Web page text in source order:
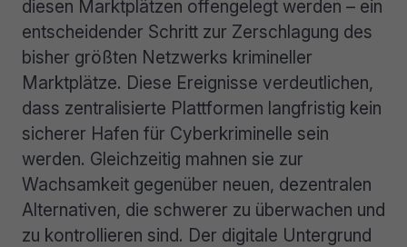
diesen Marktplätzen offengelegt werden – ein
entscheidender Schritt zur Zerschlagung des
bisher größten Netzwerks krimineller
Marktplätze. Diese Ereignisse verdeutlichen,
dass zentralisierte Plattformen langfristig kein
sicherer Hafen für Cyberkriminelle sein
werden. Gleichzeitig mahnen sie zur
Wachsamkeit gegenüber neuen, dezentralen
Alternativen, die schwerer zu überwachen und
zu kontrollieren sind. Der digitale Untergrund